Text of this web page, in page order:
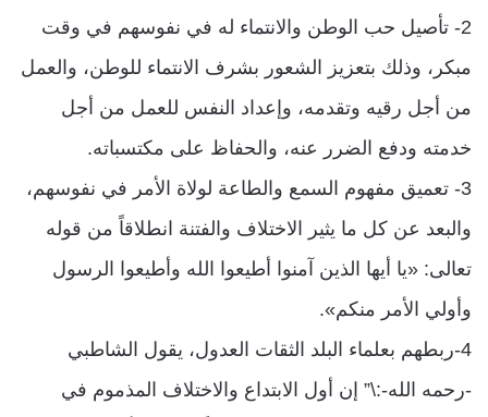
2- تأصيل حب الوطن والانتماء له في نفوسهم في وقت
مبكر، وذلك بتعزيز الشعور بشرف الانتماء للوطن، والعمل
من أجل رقيه وتقدمه، وإعداد النفس للعمل من أجل
خدمته ودفع الضرر عنه، والحفاظ على مكتسباته.
3- تعميق مفهوم السمع والطاعة لولاة الأمر في نفوسهم،
والبعد عن كل ما يثير الاختلاف والفتنة انطلاقاً من قوله
تعالى: «يا أيها الذين آمنوا أطيعوا الله وأطيعوا الرسول
وأولي الأمر منكم».
4-ربطهم بعلماء البلد الثقات العدول، يقول الشاطبي
-رحمه الله-:\” إن أول الابتداع والاختلاف المذموم في